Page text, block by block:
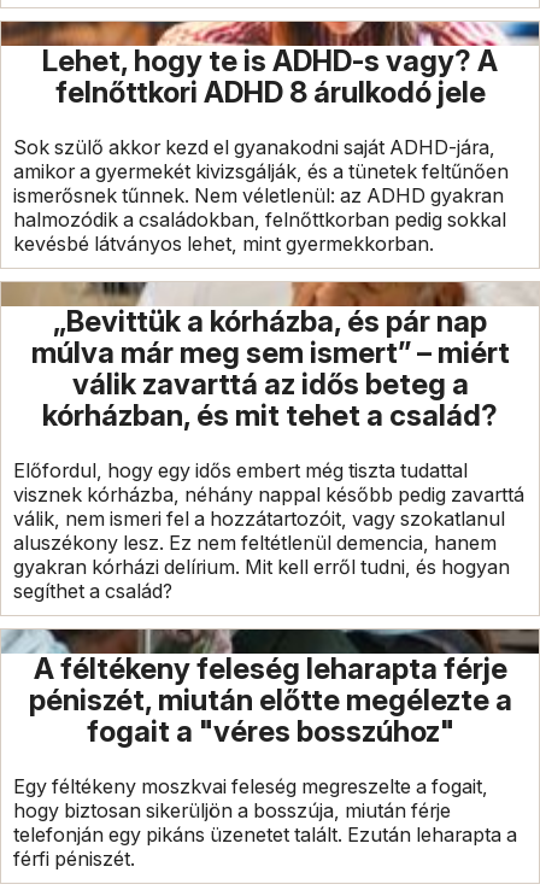
Lehet, hogy te is ADHD-s vagy? A
felnőttkori ADHD 8 árulkodó jele
Sok szülő akkor kezd el gyanakodni saját ADHD-jára,
amikor a gyermekét kivizsgálják, és a tünetek feltűnően
ismerősnek tűnnek. Nem véletlenül: az ADHD gyakran
halmozódik a családokban, felnőttkorban pedig sokkal
kevésbé látványos lehet, mint gyermekkorban.
„Bevittük a kórházba, és pár nap
múlva már meg sem ismert” – miért
válik zavarttá az idős beteg a
kórházban, és mit tehet a család?
Előfordul, hogy egy idős embert még tiszta tudattal
visznek kórházba, néhány nappal később pedig zavarttá
válik, nem ismeri fel a hozzátartozóit, vagy szokatlanul
aluszékony lesz. Ez nem feltétlenül demencia, hanem
gyakran kórházi delírium. Mit kell erről tudni, és hogyan
segíthet a család?
A féltékeny feleség leharapta férje
péniszét, miután előtte megélezte a
fogait a "véres bosszúhoz"
Egy féltékeny moszkvai feleség megreszelte a fogait,
hogy biztosan sikerüljön a bosszúja, miután férje
telefonján egy pikáns üzenetet talált. Ezután leharapta a
férfi péniszét.